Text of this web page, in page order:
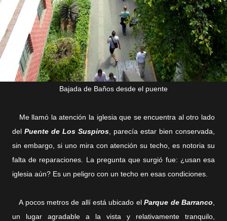
Bajada de Baños desde el puente
Me llamó la atención la iglesia que se encuentra al otro lado
del Puente de Los Suspiros , parecía estar bien conservada,
sin embargo, si uno mira con atención su techo, es notoria su
falta de reparaciones. La pregunta que surgió fue: ¿usan esa
iglesia aún? Es un peligro con un techo en esas condiciones.
A pocos metros de allí está ubicado elParque de Barranco
un lugar agradable a la vista y relativamente tranquilo,